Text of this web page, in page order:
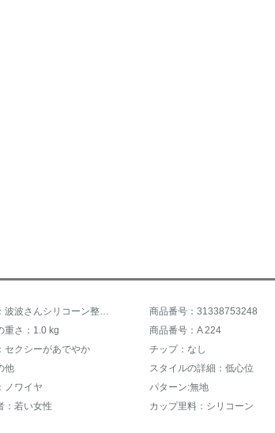
商品名称：波波さんシリコーン整形しています。厚め寄せばせブラさんの胸のウェディングベールを持っています。胸の張り紙には肩掛けなしのレインナラ経典版Aカップがあります。 商品番号：31338753248
重さ：1.0 kg
商品番号：A 224
セクシーがあでやか
チップ：なし
他
スタイルの詳細：低心位
ノワイヤ
パターン:無地
：若い女性
カップ里料：シリコーン